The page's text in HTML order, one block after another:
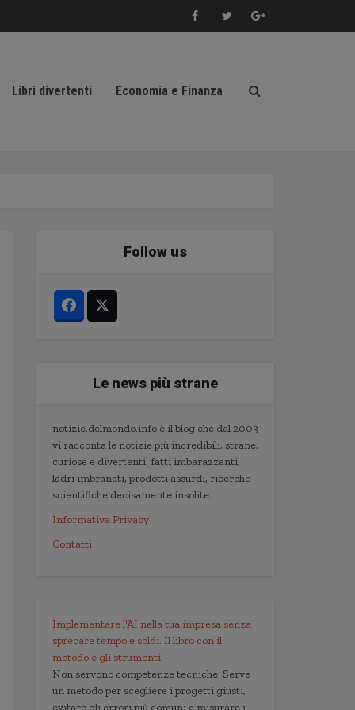
Libri divertenti Economia e Finanza
Follow us
Le news più strane
notizie.delmondo.info è il blog che dal 2003
vi racconta le notizie più incredibili, strane,
curiose e divertenti: fatti imbarazzanti,
ladri imbranati, prodotti assurdi, ricerche
scientifiche decisamente insolite.
Informativa Privacy
Contatti
Implementare l'AI nella tua impresa senza
sprecare tempo e soldi. Il libro con il
metodo e gli strumenti.
Non servono competenze tecniche. Serve
un metodo per scegliere i progetti giusti,
evitare gli errori più comuni e misurare i